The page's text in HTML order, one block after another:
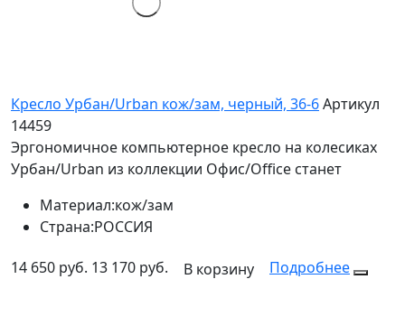
Кресло Урбан/Urban кож/зам, черный, 36-6Артикул
14459
Эргономичное компьютерное кресло на колесиках
Урбан/Urban из коллекции Офис/Office станет
Материал:кож/зам
Страна:РОССИЯ
14 650 руб. 13 170 руб. В корзину Подробнее